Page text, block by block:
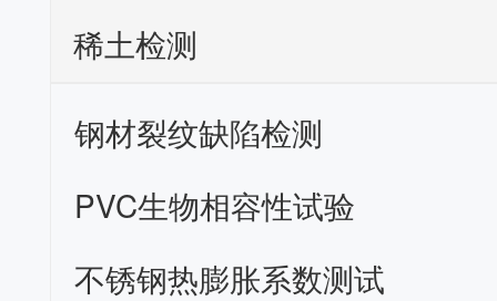
稀土检测
钢材裂纹缺陷检测
PVC生物相容性试验
不锈钢热膨胀系数测试